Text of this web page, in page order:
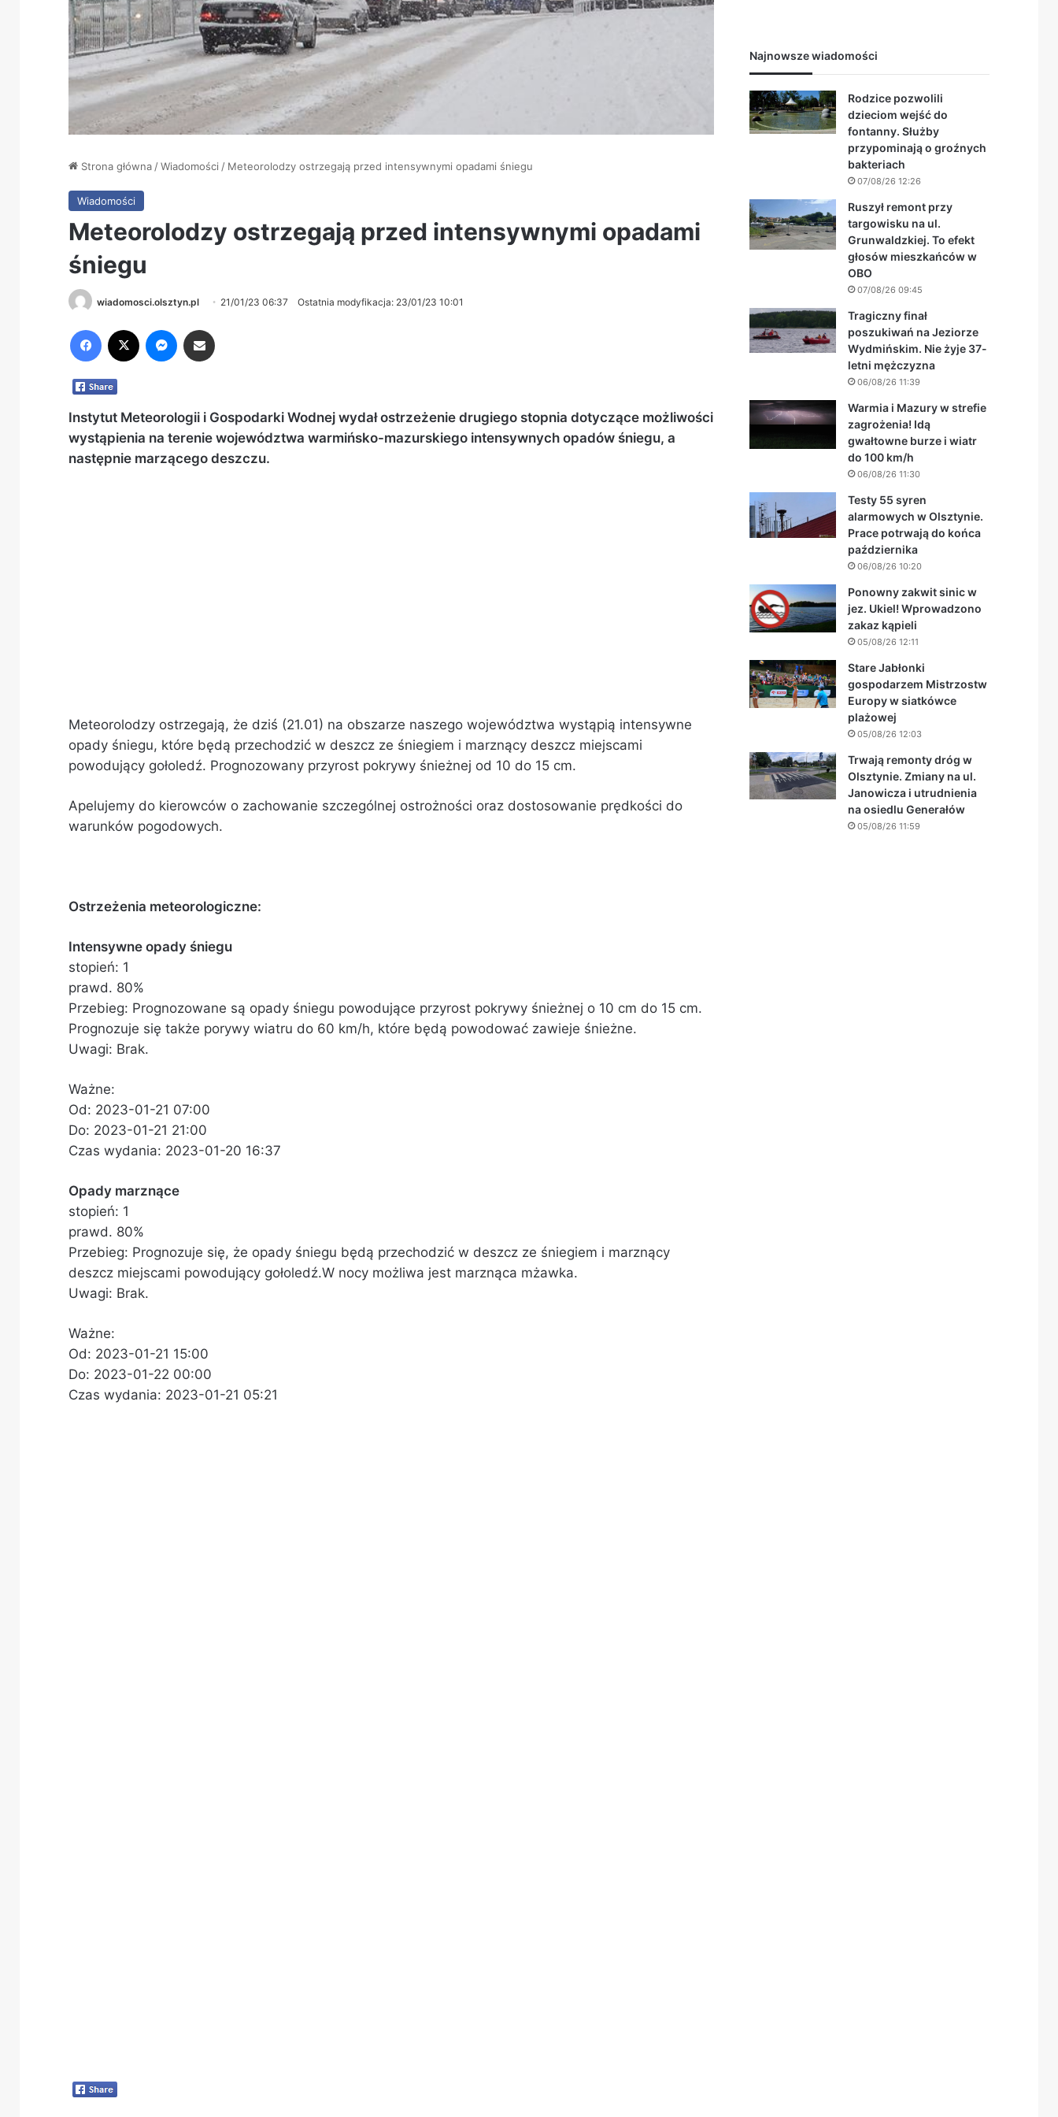
Strona główna /Wiadomości / Meteorolodzy ostrzegają przed intensywnymi opadami śniegu
Wiadomości
Meteorolodzy ostrzegają przed intensywnymi opadami
śniegu
wiadomosci.olsztyn.pl 21/01/23 06:37 Ostatnia modyfikacja: 23/01/23 10:01
Instytut Meteorologii i Gospodarki Wodnej wydał ostrzeżenie drugiego stopnia dotyczące możliwości
wystąpienia na terenie województwa warmińsko-mazurskiego intensywnych opadów śniegu, a
następnie marzącego deszczu.
Meteorolodzy ostrzegają, że dziś (21.01) na obszarze naszego województwa wystąpią intensywne
opady śniegu, które będą przechodzić w deszcz ze śniegiem i marznący deszcz miejscami
powodujący gołoledź. Prognozowany przyrost pokrywy śnieżnej od 10 do 15 cm.
Apelujemy do kierowców o zachowanie szczególnej ostrożności oraz dostosowanie prędkości do
warunków pogodowych.
Ostrzeżenia meteorologiczne:
Intensywne opady śniegu
stopień: 1
prawd. 80%
Przebieg: Prognozowane są opady śniegu powodujące przyrost pokrywy śnieżnej o 10 cm do 15 cm.
Prognozuje się także porywy wiatru do 60 km/h, które będą powodować zawieje śnieżne.
Uwagi: Brak.
Ważne:
Od: 2023-01-21 07:00
Do: 2023-01-21 21:00
Czas wydania: 2023-01-20 16:37
Opady marznące
stopień: 1
prawd. 80%
Przebieg: Prognozuje się, że opady śniegu będą przechodzić w deszcz ze śniegiem i marznący
deszcz miejscami powodujący gołoledź.W nocy możliwa jest marznąca mżawka.
Uwagi: Brak.
Ważne:
Od: 2023-01-21 15:00
Do: 2023-01-22 00:00
Czas wydania: 2023-01-21 05:21
Najnowsze wiadomości
Rodzice pozwolili
dzieciom wejść do
fontanny. Służby
przypominają o groźnych
bakteriach
07/08/26 12:26
Ruszył remont przy
targowisku na ul.
Grunwaldzkiej. To efekt
głosów mieszkańców w
OBO
07/08/26 09:45
Tragiczny finał
poszukiwań na Jeziorze
Wydmińskim. Nie żyje 37-
letni mężczyzna
06/08/26 11:39
Warmia i Mazury w strefie
zagrożenia! Idą
gwałtowne burze i wiatr
do 100 km/h
06/08/26 11:30
Testy 55 syren
alarmowych w Olsztynie.
Prace potrwają do końca
października
06/08/26 10:20
Ponowny zakwit sinic w
jez. Ukiel! Wprowadzono
zakaz kąpieli
05/08/26 12:11
Stare Jabłonki
gospodarzem Mistrzostw
Europy w siatkówce
plażowej
05/08/26 12:03
Trwają remonty dróg w
Olsztynie. Zmiany na ul.
Janowicza i utrudnienia
na osiedlu Generałów
05/08/26 11:59